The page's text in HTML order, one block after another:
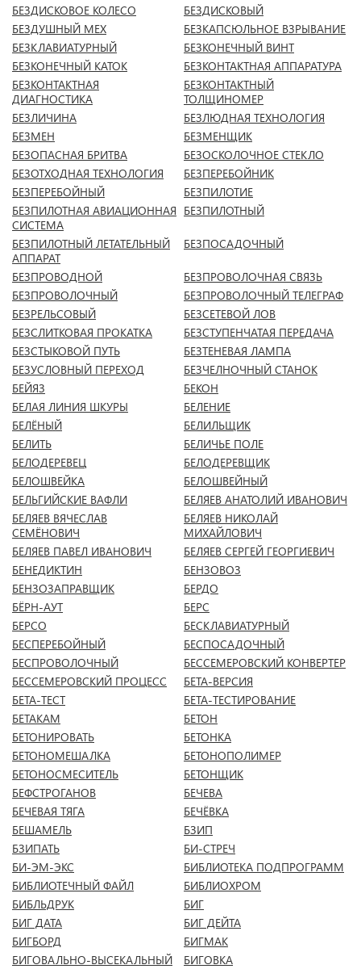
БЕЗДИСКОВОЕ КОЛЕСО
БЕЗДИСКОВЫЙ
БЕЗДУШНЫЙ МЕХ
БЕЗКАПСЮЛЬНОЕ ВЗРЫВАНИЕ
БЕЗКЛАВИАТУРНЫЙ
БЕЗКОНЕЧНЫЙ ВИНТ
БЕЗКОНЕЧНЫЙ КАТОК
БЕЗКОНТАКТНАЯ АППАРАТУРА
БЕЗКОНТАКТНАЯ
ДИАГНОСТИКА
БЕЗКОНТАКТНЫЙ
ТОЛЩИНОМЕР
БЕЗЛИЧИНА
БЕЗЛЮДНАЯ ТЕХНОЛОГИЯ
БЕЗМЕН
БЕЗМЕНЩИК
БЕЗОПАСНАЯ БРИТВА
БЕЗОСКОЛОЧНОЕ СТЕКЛО
БЕЗОТХОДНАЯ ТЕХНОЛОГИЯ
БЕЗПЕРЕБОЙНИК
БЕЗПЕРЕБОЙНЫЙ
БЕЗПИЛОТИЕ
БЕЗПИЛОТНАЯ АВИАЦИОННАЯ
СИСТЕМА
БЕЗПИЛОТНЫЙ
БЕЗПИЛОТНЫЙ ЛЕТАТЕЛЬНЫЙ
АППАРАТ
БЕЗПОСАДОЧНЫЙ
БЕЗПРОВОДНОЙ
БЕЗПРОВОЛОЧНАЯ СВЯЗЬ
БЕЗПРОВОЛОЧНЫЙ
БЕЗПРОВОЛОЧНЫЙ ТЕЛЕГРАФ
БЕЗРЕЛЬСОВЫЙ
БЕЗСЕТЕВОЙ ЛОВ
БЕЗСЛИТКОВАЯ ПРОКАТКА
БЕЗСТУПЕНЧАТАЯ ПЕРЕДАЧА
БЕЗСТЫКОВОЙ ПУТЬ
БЕЗТЕНЕВАЯ ЛАМПА
БЕЗУСЛОВНЫЙ ПЕРЕХОД
БЕЗЧЕЛНОЧНЫЙ СТАНОК
БЕЙЯЗ
БЕКОН
БЕЛАЯ ЛИНИЯ ШКУРЫ
БЕЛЕНИЕ
БЕЛЁНЫЙ
БЕЛИЛЬЩИК
БЕЛИТЬ
БЕЛИЧЬЕ ПОЛЕ
БЕЛОДЕРЕВЕЦ
БЕЛОДЕРЕВЩИК
БЕЛОШВЕЙКА
БЕЛОШВЕЙНЫЙ
БЕЛЬГИЙСКИЕ ВАФЛИ
БЕЛЯЕВ АНАТОЛИЙ ИВАНОВИЧ
БЕЛЯЕВ ВЯЧЕСЛАВ
СЕМЁНОВИЧ
БЕЛЯЕВ НИКОЛАЙ
МИХАЙЛОВИЧ
БЕЛЯЕВ ПАВЕЛ ИВАНОВИЧ
БЕЛЯЕВ СЕРГЕЙ ГЕОРГИЕВИЧ
БЕНЕДИКТИН
БЕНЗОВОЗ
БЕНЗОЗАПРАВЩИК
БЕРДО
БЁРН-АУТ
БЕРС
БЕРСО
БЕСКЛАВИАТУРНЫЙ
БЕСПЕРЕБОЙНЫЙ
БЕСПОСАДОЧНЫЙ
БЕСПРОВОЛОЧНЫЙ
БЕССЕМЕРОВСКИЙ КОНВЕРТЕР
БЕССЕМЕРОВСКИЙ ПРОЦЕСС
БЕТА-ВЕРСИЯ
БЕТА-ТЕСТ
БЕТА-ТЕСТИРОВАНИЕ
БЕТАКАМ
БЕТОН
БЕТОНИРОВАТЬ
БЕТОНКА
БЕТОНОМЕШАЛКА
БЕТОНОПОЛИМЕР
БЕТОНОСМЕСИТЕЛЬ
БЕТОНЩИК
БЕФСТРОГАНОВ
БЕЧЕВА
БЕЧЕВАЯ ТЯГА
БЕЧЁВКА
БЕШАМЕЛЬ
БЗИП
БЗИПАТЬ
БИ-СТРЕЧ
БИ-ЭМ-ЭКС
БИБЛИОТЕКА ПОДПРОГРАММ
БИБЛИОТЕЧНЫЙ ФАЙЛ
БИБЛИОХРОМ
БИБЛЬДРУК
БИГ
БИГ ДАТА
БИГ ДЕЙТА
БИГБОРД
БИГМАК
БИГОВАЛЬНО-ВЫСЕКАЛЬНЫЙ
БИГОВКА